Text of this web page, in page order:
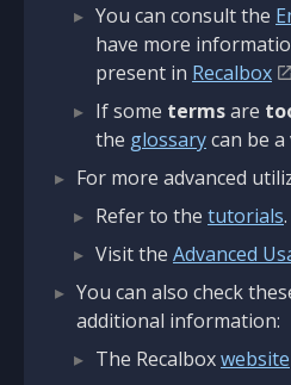
You can consult the
have more
present in Recalbox
If some termsare
the glossarycan be a
For more advanced
Refer to the tutorials.
Visit the Advanced
You can also check
additional information:
The Recalboxwebsite